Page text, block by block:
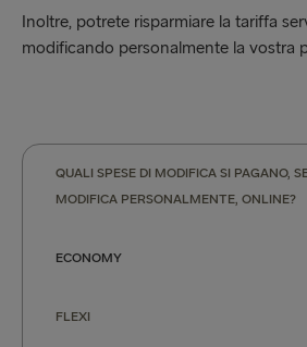
Inoltre, potrete risparmiare la tariffa
modificando personalmente la vostra
QUALI SPESE DI MODIFICA SI PAGANO,
MODIFICA PERSONALMENTE, ONLINE?
ECONOMY
FLEXI